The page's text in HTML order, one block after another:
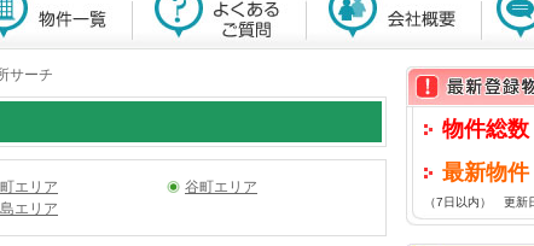
サーチ
エリア
谷町エリア
エリア
物件総
最新物
（7日以内） 更新